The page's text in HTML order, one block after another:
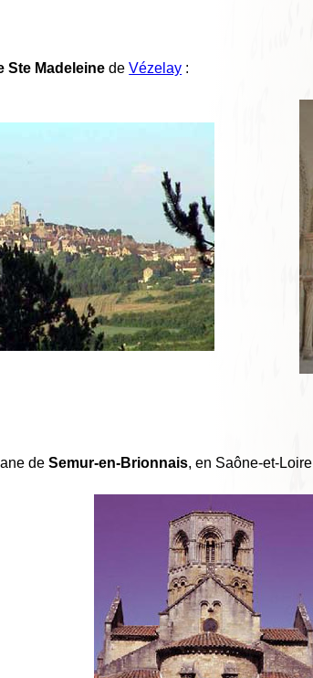
Ste Madeleine deVézelay :
deSemur-en-Brionnais, en Saône-et-Loire